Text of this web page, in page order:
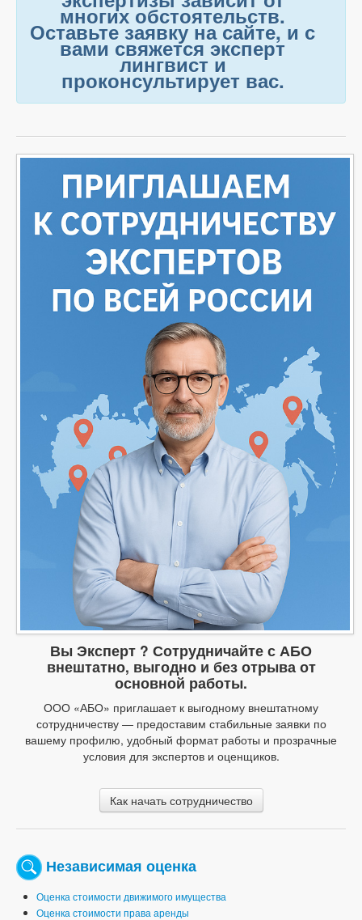
многих обстоятельств.
Оставьте заявку на сайте, и с
вами свяжется эксперт
лингвист и
проконсультирует вас.
Вы Эксперт ? Сотрудничайте с АБО
внештатно, выгодно и без отрыва от
основной работы.
ООО «АБО» приглашает к выгодному внештатному
сотрудничеству — предоставим стабильные заявки по
вашему профилю, удобный формат работы и прозрачные
условия для экспертов и оценщиков.
Как начать сотрудничество
Независимая оценка
Оценка стоимости движимого имущества
Оценка стоимости права аренды